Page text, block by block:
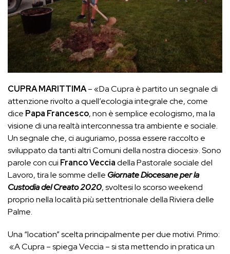
CUPRA MARITTIMA– «Da Cupra è partito un segnale di
attenzione rivolto a quell’ecologia integrale che, come
dice Papa Francesco, non è semplice ecologismo, ma la
visione di una realtà interconnessa tra ambiente e sociale.
Un segnale che, ci auguriamo, possa essere raccolto e
sviluppato da tanti altri Comuni della nostra diocesi». Sono
parole con cui Franco Vecciadella Pastorale sociale del
Lavoro, tira le somme delle Giornate Diocesane per la
Custodia del Creato 2020, svoltesi lo scorso weekend
proprio nella località più settentrionale della Riviera delle
Palme.
Una “location” scelta principalmente per due motivi. Primo:
«A Cupra – spiega Veccia – si sta mettendo in pratica un